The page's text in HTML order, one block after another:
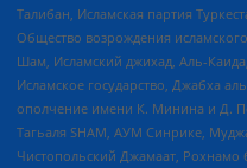
Талибан, Исламская партия
Общество возрождения
Шам, Исламский джихад, Аль-
Исламское государство, Джабха
ополчение имени К. Минина и Д.
Тагьаля SHAM, АУМ Синрике,
Чистопольский Джамаат, Рохнамо